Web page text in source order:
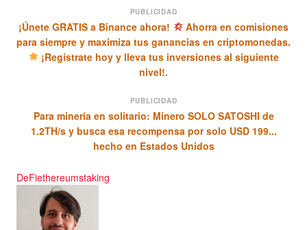
PUBLICIDAD
¡Únete GRATIS a Binance ahora!
Ahorra en comisiones
para siempre y maximiza tus ganancias en criptomonedas.
¡Regístrate hoy y lleva tus inversiones al siguiente
nivel!.
PUBLICIDAD
Para minería en solitario: Minero SOLO SATOSHI de
1.2TH/s y busca esa recompensa por solo USD 199...
hecho en Estados Unidos
DeFiethereumstaking